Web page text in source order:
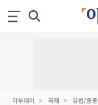
이투데이 국제 유럽/중동